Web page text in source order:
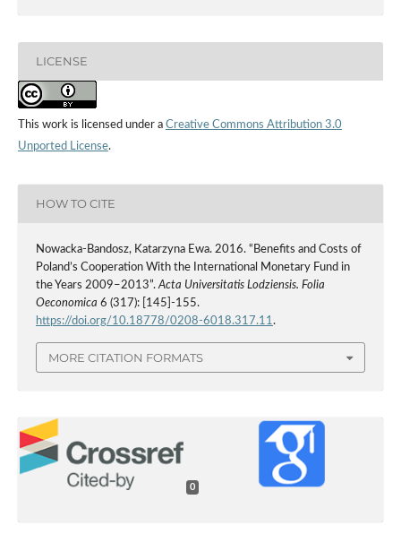
LICENSE
This work is licensed under a Creative Commons Attribution 3.0
Unported License.
HOW TO CITE
Nowacka-Bandosz, Katarzyna Ewa. 2016. “Benefits and Costs of
Poland’s Cooperation With the International Monetary Fund in
the Years 2009–2013”. Acta Universitatis Lodziensis. Folia
Oeconomica 6 (317): [145]-155.
https://doi.org/10.18778/0208-6018.317.11 .
MORE CITATION FORMATS
0